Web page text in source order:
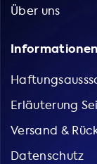
Über uns
Informationen
Erläuterung
Versand &
Datenschutz